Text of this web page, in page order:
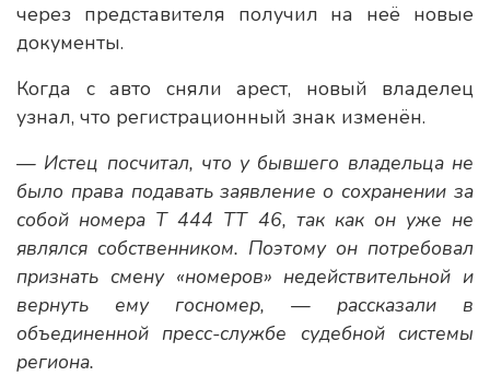
через представителя получил на неё новые
документы.
Когда с авто сняли арест, новый владелец
узнал, что регистрационный знак изменён.
— Истец посчитал, что у бывшего владельца не
было права подавать заявление о сохранении за
собой номера Т 444 ТТ 46, так как он уже не
являлся собственником. Поэтому он потребовал
признать смену «номеров» недействительной и
вернуть ему госномер, — рассказали в
объединенной пресс-службе судебной системы
региона.